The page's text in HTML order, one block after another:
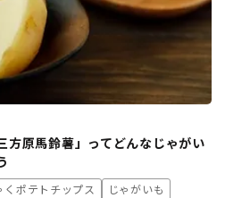
方原馬鈴薯」ってどんなじゃがい
くポテトチップス じゃがいも